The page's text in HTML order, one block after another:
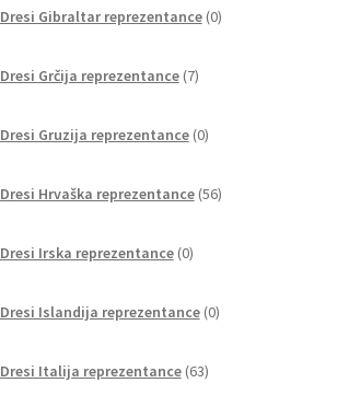
Dresi Gibraltar reprezentance 0izdelkov
Dresi Grčija reprezentance 7izdelkov
Dresi Gruzija reprezentance 0izdelkov
Dresi Hrvaška reprezentance 56izdelkov
Dresi Irska reprezentance 0izdelkov
Dresi Islandija reprezentance 0izdelkov
Dresi Italija reprezentance 63izdelkov